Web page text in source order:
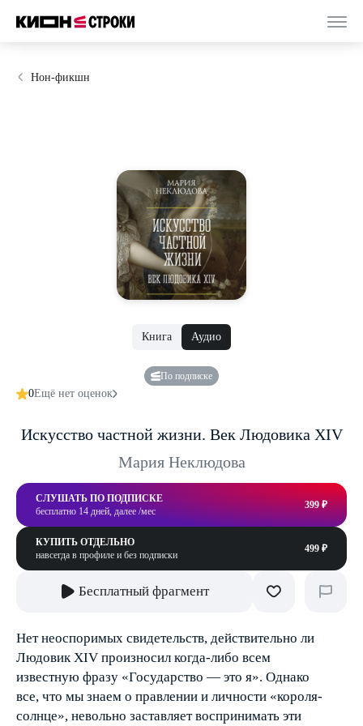
Нон-фикшн
Книга Аудио
По подписке
0Ещё нет оценок
Искусство частной жизни. Век Людовика XIV
Мария Неклюдова
СЛУШАТЬ ПО ПОДПИСКЕ
бесплатно 14 дней, далее /мес
399 ₽
КУПИТЬ ОТДЕЛЬНО
навсегда в профиле и без подписки
499 ₽
Бесплатный фрагмент
Нет неоспоримых свидетельств, действительно ли
Людовик XIV произносил когда-либо всем
известную фразу «Государство — это я». Однако
все, что мы знаем о правлении и личности «короля-
солнце», невольно заставляет воспринимать эти